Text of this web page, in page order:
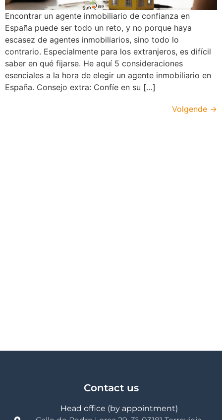
Encontrar un agente inmobiliario de confianza en
España puede ser todo un reto, y no porque haya
escasez de agentes inmobiliarios, sino todo lo
contrario. Especialmente para los extranjeros, es difícil
saber en qué fijarse. He aquí 5 consideraciones
esenciales a la hora de elegir un agente inmobiliario en
España. Consejo extra: Confíe en su […]
Volgende →
Contact us
Head office (by appointment)